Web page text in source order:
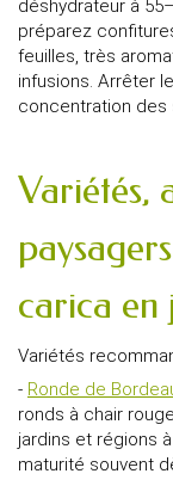
déshydrateur à
préparez
feuilles, très
infusions. Arrêter
concentration des
Variétés,
carica en
Variétés
- Ronde de
ronds à chair
jardins et régions
maturité souvent